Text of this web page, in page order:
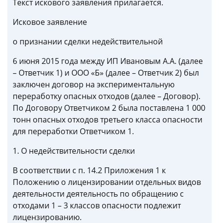
Текст искового заявления прилагается.
Исковое заявление
о признании сделки недействительной
6 июня 2015 года между ИП Ивановым А.А. (далее
– Ответчик 1) и ООО «Б» (далее – Ответчик 2) был
заключен договор на экспериментальную
переработку опасных отходов (далее – Договор).
По Договору Ответчиком 2 была поставлена 1 000
тонн опасных отходов третьего класса опасности
для переработки Ответчиком 1.
1. О недействительности сделки
В соответствии с п. 14.2 Приложения 1 к
Положению о лицензировании отдельных видов
деятельности деятельность по обращению с
отходами 1 – 3 классов опасности подлежит
лицензированию.